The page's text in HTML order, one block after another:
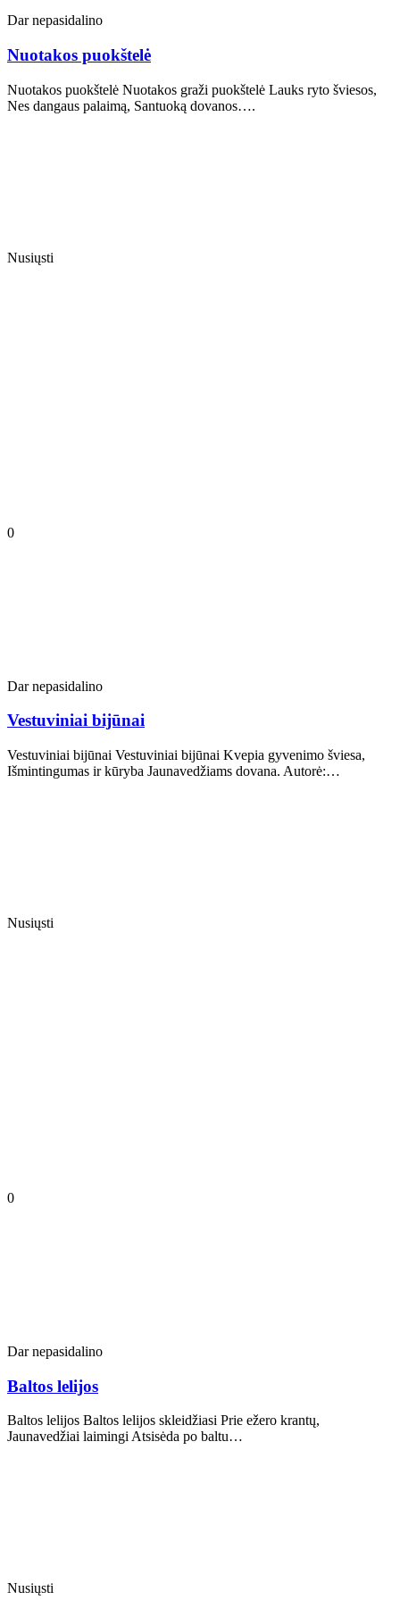
Dar nepasidalino
Nuotakos puokštelė
Nuotakos puokštelė Nuotakos graži puokštelė Lauks ryto šviesos,
Nes dangaus palaimą, Santuoką dovanos….
Nusiųsti
0
Dar nepasidalino
Vestuviniai bijūnai
Vestuviniai bijūnai Vestuviniai bijūnai Kvepia gyvenimo šviesa,
Išmintingumas ir kūryba Jaunavedžiams dovana. Autorė:…
Nusiųsti
0
Dar nepasidalino
Baltos lelijos
Baltos lelijos Baltos lelijos skleidžiasi Prie ežero krantų,
Jaunavedžiai laimingi Atsisėda po baltu…
Nusiųsti